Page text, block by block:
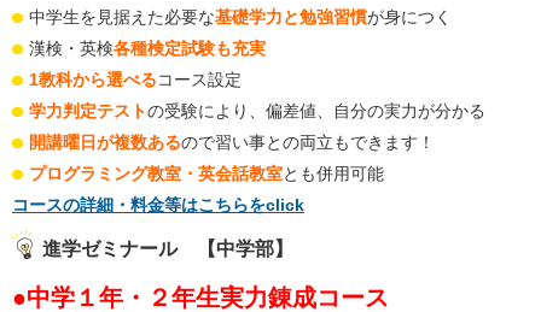
中学生を見据えた必要な基礎学力と勉強習慣が身につく
漢検・英検各種検定試験も充実
1教科から選べるコース設定
学力判定テストの受験により、偏差値、自分の実力が分かる
開講曜日が複数あるので習い事との両立もできます！
プログラミング教室・英会話教室とも併用可能
コースの詳細・料金等はこちらをclick
進学ゼミナール 【中学部】
●中学１年・２年生実力錬成コース